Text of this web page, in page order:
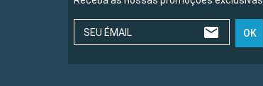
SEU ÉMAIL OK